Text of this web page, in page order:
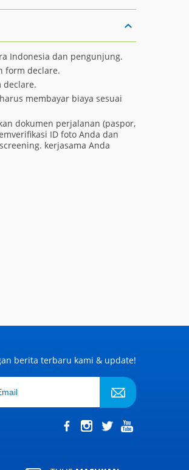
Indonesia dan pengunjung.
form declare.
declare.
membayar biaya sesuai
dokumen perjalanan (paspor,
ID foto Anda dan
kerjasama Anda
berita terbaru kami & update!